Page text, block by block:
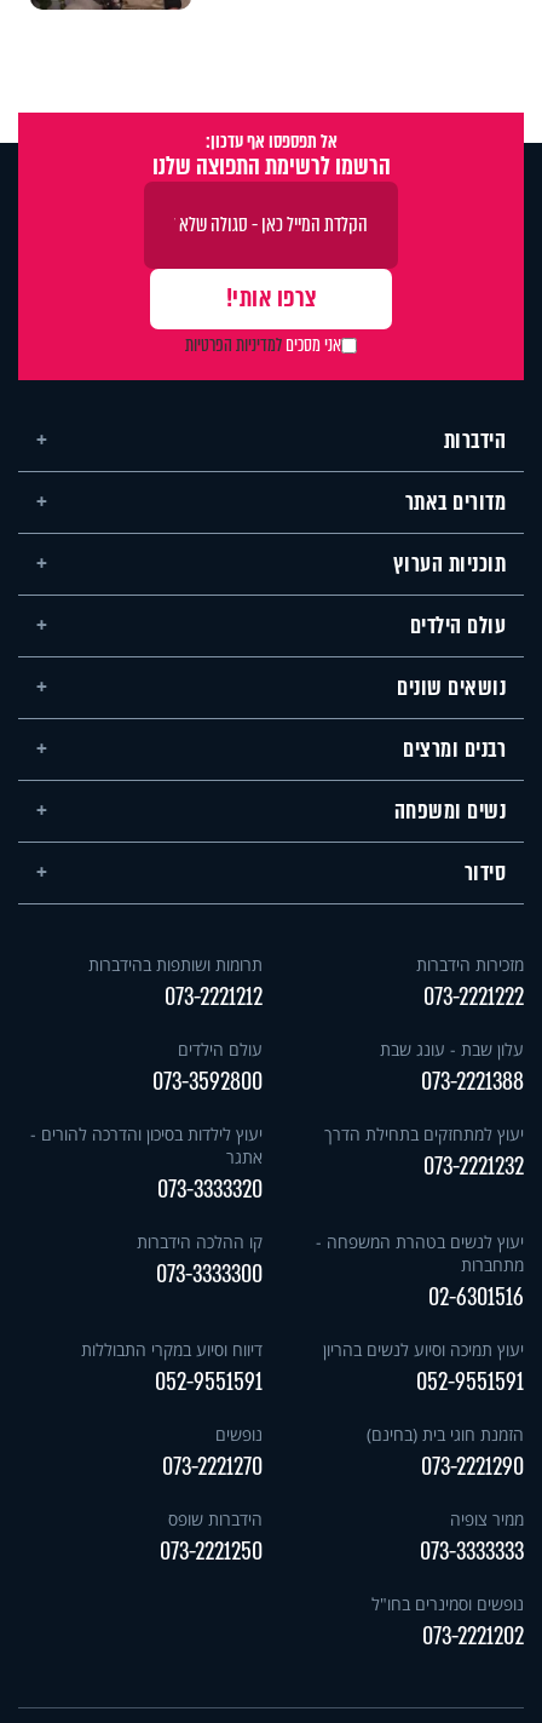
אל תפספסו אף עדכון:
הרשמו לרשימת התפוצה שלנו
אני מסכיםלמדיניות הפרטיות
הידברות
מדורים באתר
תוכניות הערוץ
עולם הילדים
נושאים שונים
רבנים ומרצים
נשים ומשפחה
סידור
מזכירות הידברות
073-2221222
תרומות ושותפות בהידברות
073-2221212
עלון שבת - עונג שבת
073-2221388
עולם הילדים
073-3592800
יעוץ למתחזקים בתחילת הדרך
073-2221232
יעוץ לילדות בסיכון והדרכה להורים -
אתגר
073-3333320
יעוץ לנשים בטהרת המשפחה -
מתחברות
02-6301516
קו ההלכה הידברות
073-3333300
יעוץ תמיכה וסיוע לנשים בהריון
052-9551591
דיווח וסיוע במקרי התבוללות
052-9551591
הזמנת חוגי בית (בחינם)
073-2221290
נופשים
073-2221270
ממיר צופיה
073-3333333
הידברות שופס
073-2221250
נופשים וסמינרים בחו"ל
073-2221202